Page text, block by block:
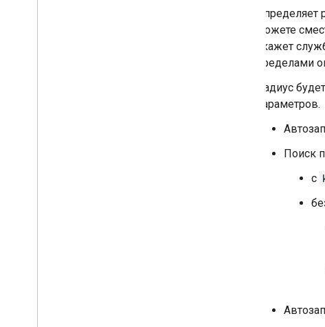
можете
укажет
пределами
Радиус
параметров.
Поиск
с